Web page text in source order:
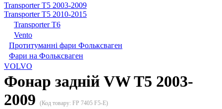
Transporter T5 2003-2009
Transporter T5 2010-2015
Transporter T6
Vento
Протитуманні фари Фольксваген
Фари на Фольксваген
VOLVO
Фонар задній VW T5 2003-
2009
(Код товару: FP 7405 F5-E)